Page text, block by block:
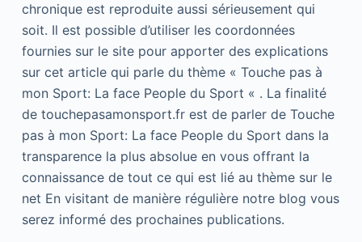
chronique est reproduite aussi sérieusement qui
soit. Il est possible d’utiliser les coordonnées
fournies sur le site pour apporter des explications
sur cet article qui parle du thème « Touche pas à
mon Sport: La face People du Sport « . La finalité
de touchepasamonsport.fr est de parler de Touche
pas à mon Sport: La face People du Sport dans la
transparence la plus absolue en vous offrant la
connaissance de tout ce qui est lié au thème sur le
net En visitant de manière régulière notre blog vous
serez informé des prochaines publications.